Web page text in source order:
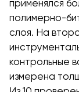
применялся
полимерно-
слоя. На
контрольные
измерена